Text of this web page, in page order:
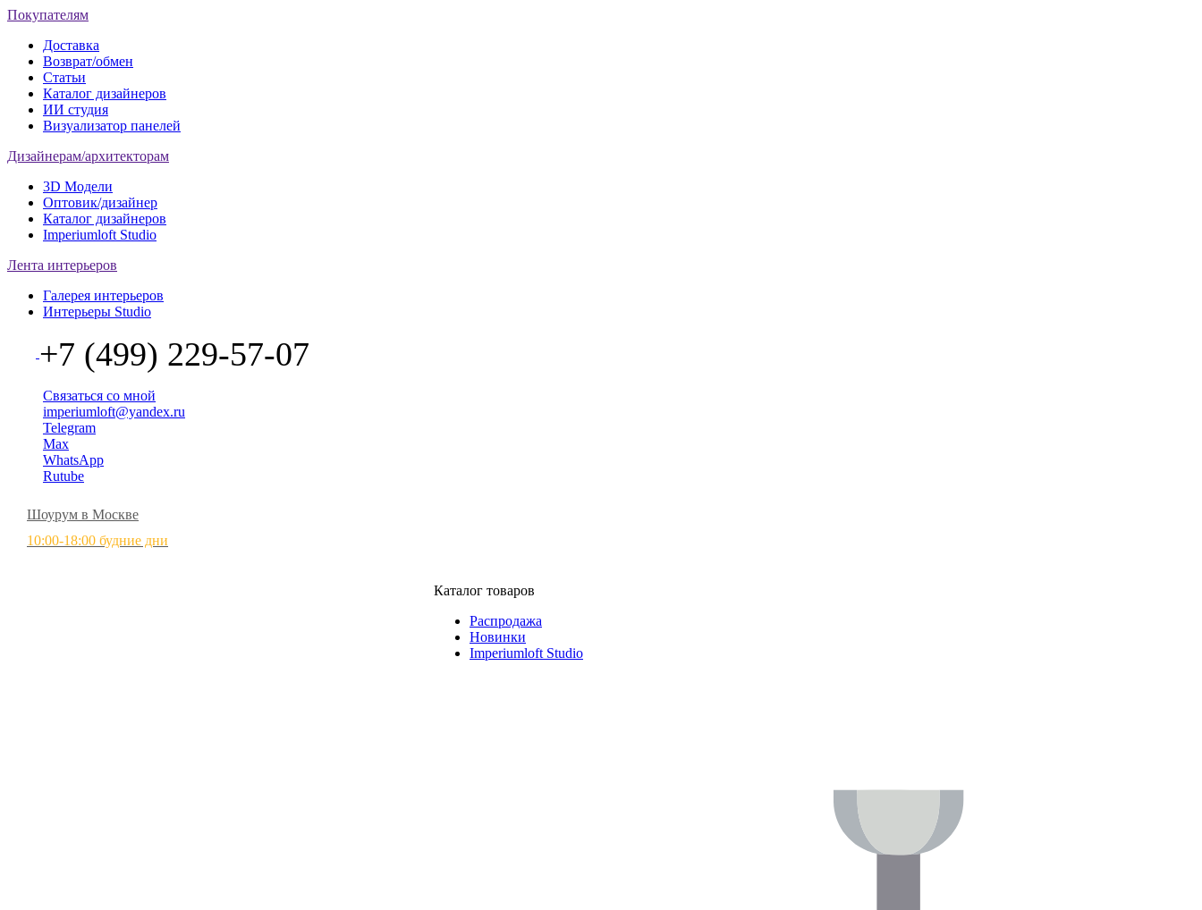
Покупателям
Доставка
Возврат/обмен
Статьи
Каталог дизайнеров
ИИ студия
Визуализатор панелей
Дизайнерам/архитекторам
3D Модели
Оптовик/дизайнер
Каталог дизайнеров
Imperiumloft Studio
Лента интерьеров
Галерея интерьеров
Интерьеры Studio
+7 (499) 229-57-07
Связаться со мной
imperiumloft@yandex.ru
Telegram
Max
WhatsApp
Rutube
Шоурум в Москве
10:00-18:00 будние дни
Каталог товаров
Распродажа
Новинки
Imperiumloft Studio